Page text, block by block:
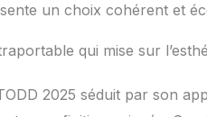
un choix cohérent et
qui mise sur
2025 séduit par son